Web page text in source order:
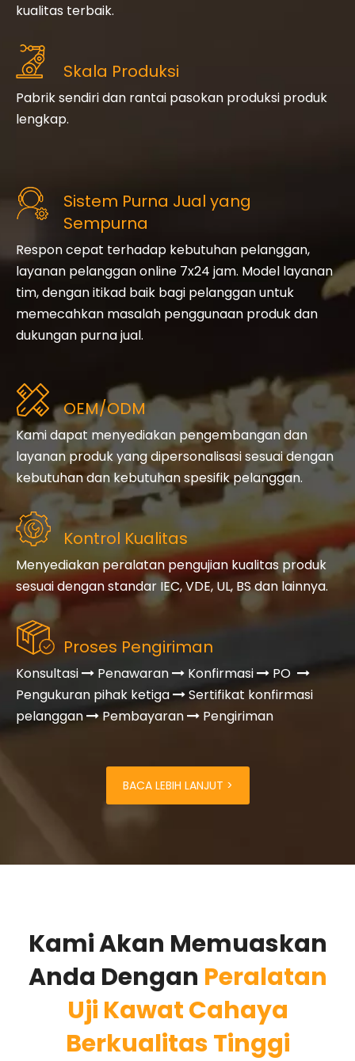
kualitas terbaik.
Skala Produksi
Pabrik sendiri dan rantai pasokan produksi produk
lengkap.
Sistem Purna Jual yang
Sempurna
Respon cepat terhadap kebutuhan pelanggan,
layanan pelanggan online 7x24 jam. Model layanan
tim, dengan itikad baik bagi pelanggan untuk
memecahkan masalah penggunaan produk dan
dukungan purna jual.
OEM/ODM
Kami dapat menyediakan pengembangan dan
layanan produk yang dipersonalisasi sesuai dengan
kebutuhan dan kebutuhan spesifik pelanggan.
Kontrol Kualitas
Menyediakan peralatan pengujian kualitas produk
sesuai dengan standar IEC, VDE, UL, BS dan lainnya.
Proses Pengiriman
Konsultasi  Penawaran  Konfirmasi  PO 
Pengukuran pihak ketiga  Sertifikat konfirmasi
pelanggan Pembayaran  Pengiriman
BACA LEBIH LANJUT >
Kami Akan Memuaskan
Anda Dengan Peralatan
Uji Kawat Cahaya
Berkualitas Tinggi